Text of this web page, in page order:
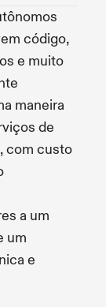
código,
e muito
maneira
de
com custo
a um
um
e